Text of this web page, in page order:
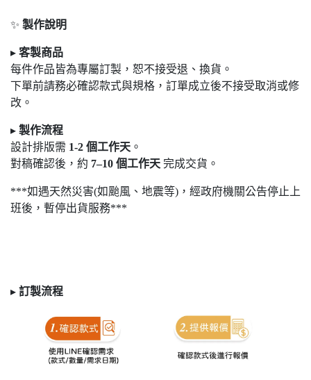
✨ 製作說明
▸ 客製商品
每件作品皆為專屬訂製，恕不接受退 、換貨。
下單前請務必確認款式與規格，訂單成立後不接受取消或修
改。
▸ 製作流程
設計排版需 1-2 個工作天 。
對稿確認後，約 7–10 個工作天 完成交貨。
***如遇天然災害(如颱風、地震等)，經政府機關公告停止上
班後，暫停出貨服務***
▸ 訂製流程